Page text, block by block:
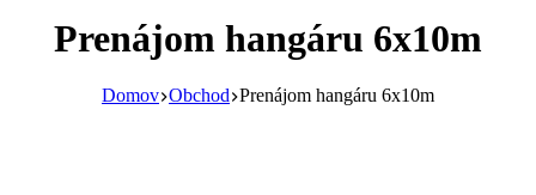
Prenájom hangáru 6x10m
Domov Obchod Prenájom hangáru 6x10m